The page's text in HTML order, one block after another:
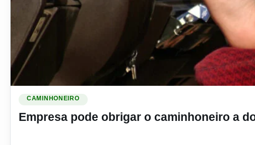
CAMINHONEIRO
Empresa pode obrigar o caminhoneiro a